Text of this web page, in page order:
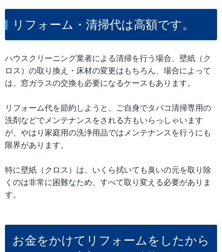
リフォーム・清掃代は高額です。
ハウスクリーニング業者による清掃を行う場合、壁紙（ク
ロス）の取り換え・床材の変更はもちろん、場合によって
は、窓ガラスの交換も必要になるケースもあります。
リフォーム代を節約しようと、ご自身でタバコ清掃専用の
洗剤などでメンテナンスをされる方もいらっしゃいます
が、やはり家庭用の洗浄用品ではメンテナンスを行うにも
限界があります。
特に壁紙（クロス）は、いくら拭いても臭いの元を取り除
くのは非常に困難なため、すべて取り変える必要がありま
す。
お金をかけてリフォームをしたから